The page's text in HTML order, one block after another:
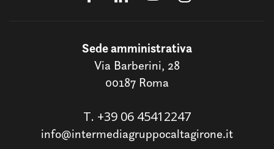
Sede amministrativa
Via Barberini, 28
00187 Roma
T. +39 06 45412247
info@intermediagruppocaltagirone.it